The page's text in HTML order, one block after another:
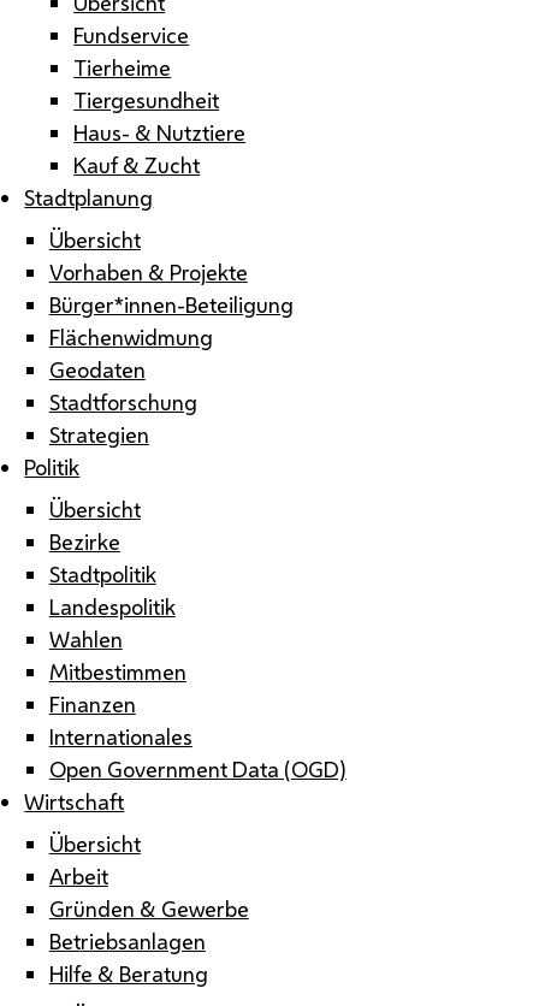
Fundservice
Tierheime
Tiergesundheit
Haus- & Nutztiere
Kauf & Zucht
Stadtplanung
Übersicht
Vorhaben & Projekte
Bürger*innen-Beteiligung
Flächenwidmung
Geodaten
Stadtforschung
Strategien
Politik
Übersicht
Bezirke
Stadtpolitik
Landespolitik
Wahlen
Mitbestimmen
Finanzen
Internationales
Open Government Data (OGD)
Wirtschaft
Übersicht
Arbeit
Gründen & Gewerbe
Betriebsanlagen
Hilfe & Beratung